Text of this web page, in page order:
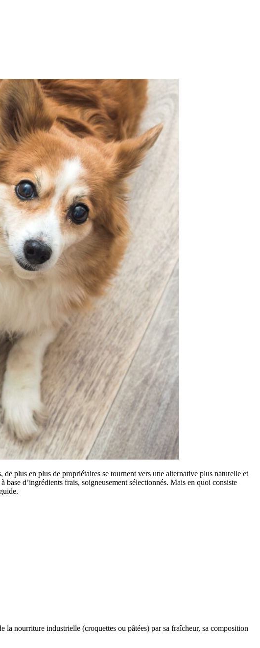
plus en plus de propriétaires se tournent vers une alternative plus naturelle et
d’ingrédients frais, soigneusement sélectionnés. Mais en quoi consiste
nourriture industrielle (croquettes ou pâtées) par sa fraîcheur, sa composition